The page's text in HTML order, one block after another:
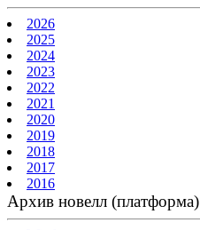
2026
2025
2024
2023
2022
2021
2020
2019
2018
2017
2016
Архив новелл (платформа)